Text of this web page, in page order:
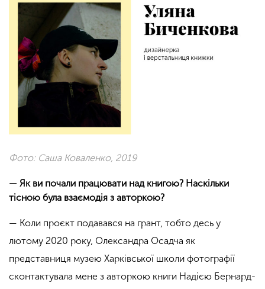
Фото: Саша Коваленко, 2019
— Як ви почали працювати над книгою? Наскільки
тісною була взаємодія з авторкою?
— Коли проєкт подавався на грант, тобто десь у
лютому 2020 року, Олександра Осадча як
представниця музею Харківської школи фотографії
сконтактувала мене з авторкою книги Надією Бернард-